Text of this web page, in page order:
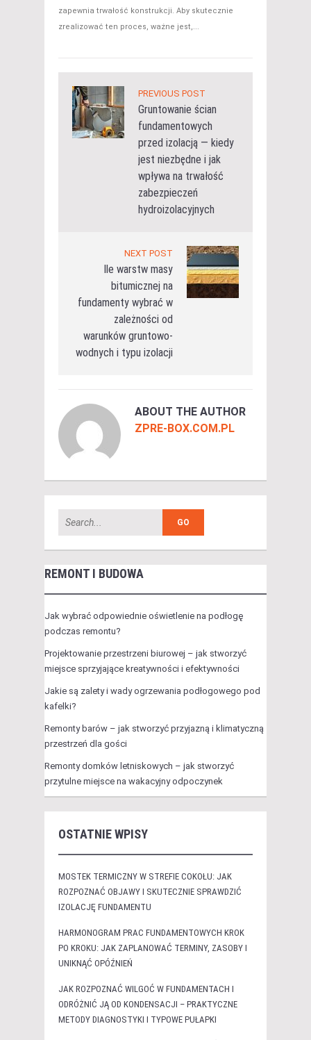
zapewnia trwałość konstrukcji. Aby skutecznie
zrealizować ten proces, ważne jest,...
PREVIOUS POST
Gruntowanie ścian
fundamentowych
przed izolacją — kiedy
jest niezbędne i jak
wpływa na trwałość
zabezpieczeń
hydroizolacyjnych
NEXT POST
Ile warstw masy
bitumicznej na
fundamenty wybrać w
zależności od
warunków gruntowo-
wodnych i typu izolacji
ABOUT THE AUTHOR
ZPRE-BOX.COM.PL
REMONT I BUDOWA
Jak wybrać odpowiednie oświetlenie na podłogę
podczas remontu?
Projektowanie przestrzeni biurowej – jak stworzyć
miejsce sprzyjające kreatywności i efektywności
Jakie są zalety i wady ogrzewania podłogowego pod
kafelki?
Remonty barów – jak stworzyć przyjazną i klimatyczną
przestrzeń dla gości
Remonty domków letniskowych – jak stworzyć
przytulne miejsce na wakacyjny odpoczynek
OSTATNIE WPISY
MOSTEK TERMICZNY W STREFIE COKOŁU: JAK
ROZPOZNAĆ OBJAWY I SKUTECZNIE SPRAWDZIĆ
IZOLACJĘ FUNDAMENTU
HARMONOGRAM PRAC FUNDAMENTOWYCH KROK
PO KROKU: JAK ZAPLANOWAĆ TERMINY, ZASOBY I
UNIKNĄĆ OPÓŹNIEŃ
JAK ROZPOZNAĆ WILGOĆ W FUNDAMENTACH I
ODRÓŻNIĆ JĄ OD KONDENSACJI – PRAKTYCZNE
METODY DIAGNOSTYKI I TYPOWE PUŁAPKI